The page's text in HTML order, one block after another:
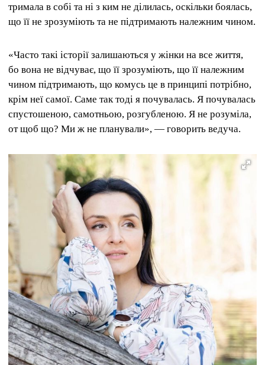
тримала в собі та ні з ким не ділилась, оскільки боялась,
що її не зрозуміють та не підтримають належним чином.
«Часто такі історії залишаються у жінки на все життя,
бо вона не відчуває, що її зрозуміють, що її належним
чином підтримають, що комусь це в принципі потрібно,
крім неї самої. Саме так тоді я почувалась. Я почувалась
спустошеною, самотньою, розгубленою. Я не розуміла,
от щоб що? Ми ж не планували», — говорить ведуча.